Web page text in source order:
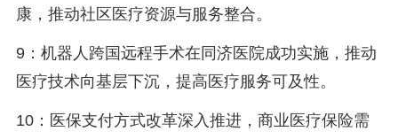
康，推动社区医疗资源与服务整合。
9：机器人跨国远程手术在同济医院成功实施，推动
医疗技术向基层下沉，提高医疗服务可及性。
10：医保支付方式改革深入推进，商业医疗保险需